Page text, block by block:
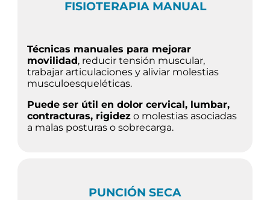
FISIOTERAPIA MANUAL
Técnicas manuales para mejorar
movilidad, reducir tensión muscular,
trabajar articulaciones y aliviar molestias
musculoesqueléticas.
Puede ser útil en dolor cervical, lumbar,
contracturas, rigidez o molestias asociadas
a malas posturas o sobrecarga.
PUNCIÓN SECA